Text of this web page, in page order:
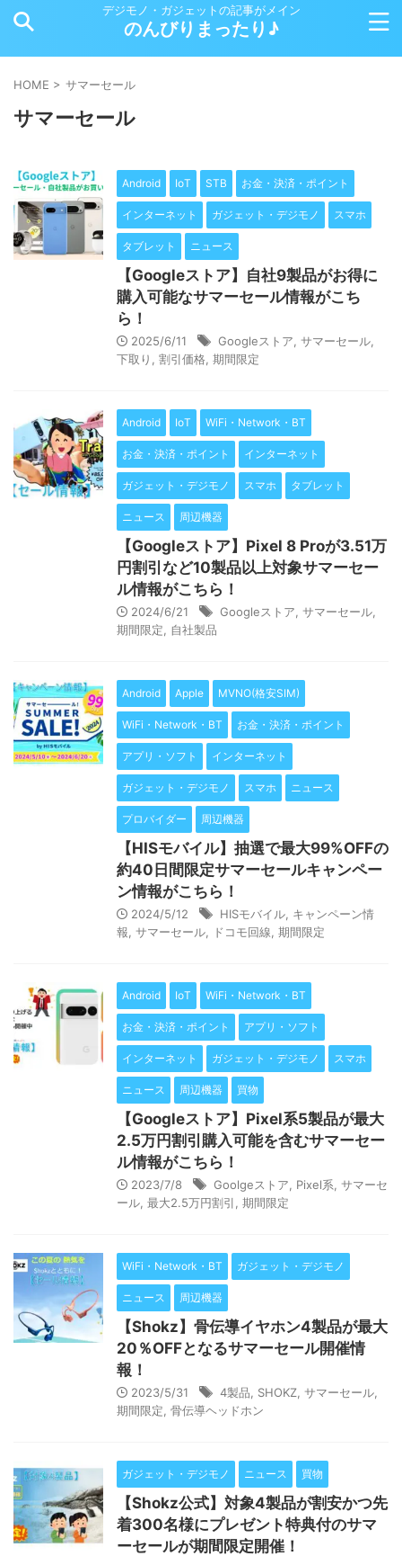
デジモノ・ガジェットの記事がメイン
のんびりまったり♪
HOME > サマーセール
サマーセール
Android IoT STB お金・決済・ポイント
インターネット ガジェット・デジモノ スマホ
タブレット ニュース
【Googleストア】自社9製品がお得に
購入可能なサマーセール情報がこち
ら！
2025/6/11 Googleストア サマーセール
下取り
割引価格 期間限定
Android IoT WiFi・Network・BT
お金・決済・ポイント インターネット
ガジェット・デジモノ スマホ タブレット
ニュース 周辺機器
【Googleストア】Pixel 8 Proが3.51万
円割引など10製品以上対象サマーセー
ル情報がこちら！
2024/6/21 Googleストア サマーセール
期間限定
自社製品
Android Apple MVNO(格安SIM)
WiFi・Network・BT お金・決済・ポイント
アプリ・ソフト インターネット
ガジェット・デジモノ スマホ ニュース
プロバイダー 周辺機器
【HISモバイル】抽選で最大99%OFFの
約40日間限定サマーセールキャンペー
ン情報がこちら！
2024/5/12 HISモバイル キャンペーン情
報 サマーセール ドコモ回線 期間限定
Android IoT WiFi・Network・BT
お金・決済・ポイント アプリ・ソフト
インターネット ガジェット・デジモノ スマホ
ニュース 周辺機器 買物
【Googleストア】Pixel系5製品が最大
2.5万円割引購入可能を含むサマーセー
ル情報がこちら！
2023/7/8 Goolgeストア Pixel系 サマーセ
ール 最大2.5万円割引 期間限定
WiFi・Network・BT ガジェット・デジモノ
ニュース 周辺機器
【Shokz】骨伝導イヤホン4製品が最大
20％OFFとなるサマーセール開催情
報！
2023/5/31 4製品 SHOKZ サマーセール
期間限定 骨伝導ヘッドホン
ガジェット・デジモノ ニュース 買物
【Shokz公式】対象4製品が割安かつ先
着300名様にプレゼント特典付のサマ
ーセールが期間限定開催！